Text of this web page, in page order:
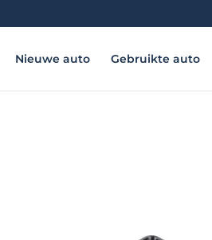
Nieuwe auto Gebruikte auto